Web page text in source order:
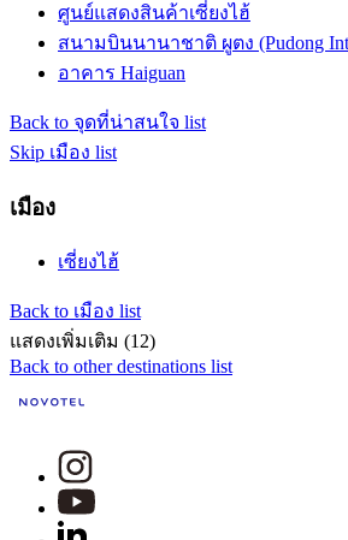
ศูนย์แสดงสินค้าเซี่ยงไฮ้
สนามบินนานาชาติ ผูตง (Pudong
อาคาร Haiguan
Back to จุดที่น่าสนใจ list
Skip เมือง list
เมือง
เซี่ยงไฮ้
Back to เมือง list
แสดงเพิ่มเติม (12)
Back to other destinations list